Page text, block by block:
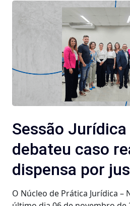
Sessão Jurídica
debateu caso
dispensa por
O Núcleo de Prática Jurídica –